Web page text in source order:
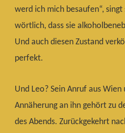
werd ich mich besaufen“,
wörtlich, dass sie
Und auch diesen Zustand
perfekt.
Und Leo? Sein Anruf aus
Annäherung an ihn gehört zu
des Abends. Zurückgekehrt